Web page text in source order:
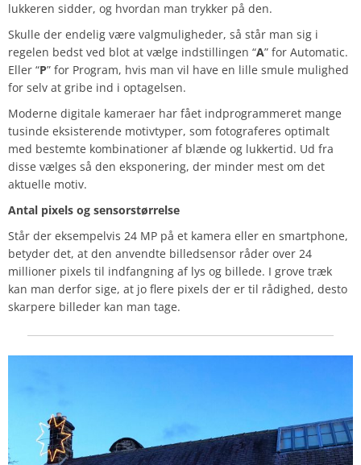
lukkeren sidder, og hvordan man trykker på den.
Skulle der endelig være valgmuligheder, så står man sig i
regelen bedst ved blot at vælge indstillingen “A” for Automatic.
Eller “P” for Program, hvis man vil have en lille smule mulighed
for selv at gribe ind i optagelsen.
Moderne digitale kameraer har fået indprogrammeret mange
tusinde eksisterende motivtyper, som fotograferes optimalt
med bestemte kombinationer af blænde og lukkertid. Ud fra
disse vælges så den eksponering, der minder mest om det
aktuelle motiv.
Antal pixels og sensorstørrelse
Står der eksempelvis 24 MP på et kamera eller en smartphone,
betyder det, at den anvendte billedsensor råder over 24
millioner pixels til indfangning af lys og billede. I grove træk
kan man derfor sige, at jo flere pixels der er til rådighed, desto
skarpere billeder kan man tage.